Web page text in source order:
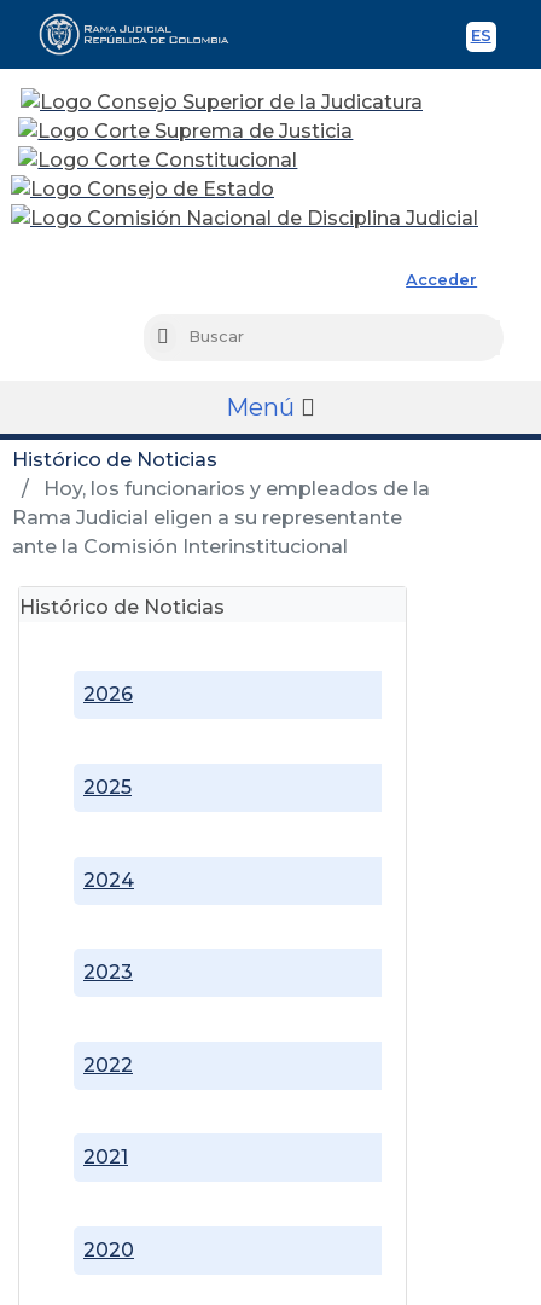
ES
Acceder
Buscar
Menú
Histórico de Noticias
Hoy, los funcionarios y empleados de la
Rama Judicial eligen a su representante
ante la Comisión Interinstitucional
Histórico de Noticias
2020
2021
2022
2023
2024
2025
2026